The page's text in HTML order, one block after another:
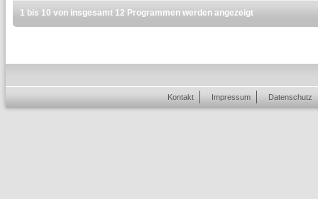
1 bis 10 von insgesamt 12 Programmen werden angezeigt
Kontakt Impressum Datenschutz